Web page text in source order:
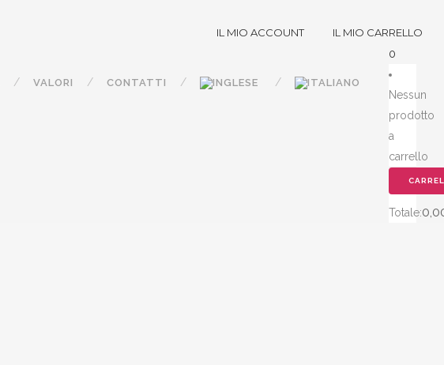
IL MIO ACCOUNT
IL MIO CARRELLO
0
Nessun
prodotto
a
carrello
Totale:
VALORI CONTATTI